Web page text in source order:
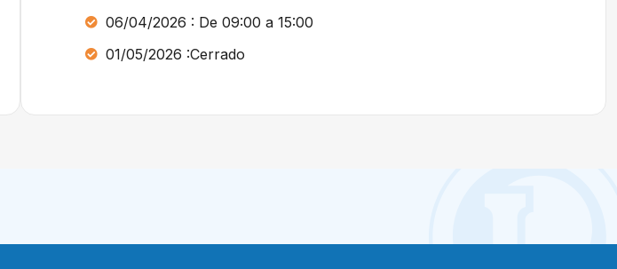
06/04/2026 : De 09:00 a 15:00
01/05/2026 :Cerrado